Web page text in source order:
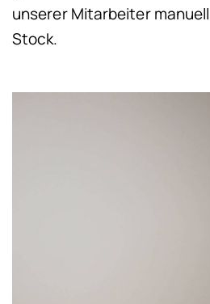
unserer Mitarbeiter
Stock.